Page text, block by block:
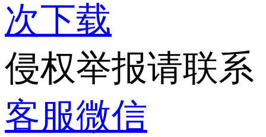
次下载
侵权举报请联系
客服微信